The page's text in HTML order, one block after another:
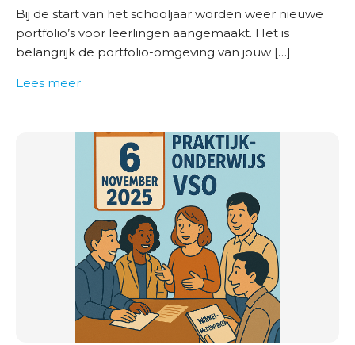
Bij de start van het schooljaar worden weer nieuwe
portfolio’s voor leerlingen aangemaakt. Het is
belangrijk de portfolio-omgeving van jouw […]
Lees meer